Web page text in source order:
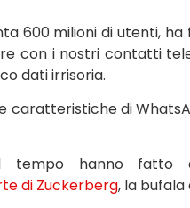
600 milioni di utenti,
con i nostri contatti
dati irrisoria.
caratteristiche di
hanno fatto
di Zuckerberg, la